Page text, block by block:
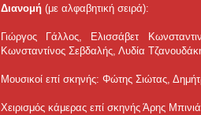
Διανομή (με αλφαβητική σειρά):
Γιώργος Γάλλος, Ελισσάβετ
Κωνσταντίνος Σεβδαλής, Λυδία
Μουσικοί επί σκηνής: Φώτης Σιώτας,
Χειρισμός κάμερας επί σκηνής Άρης